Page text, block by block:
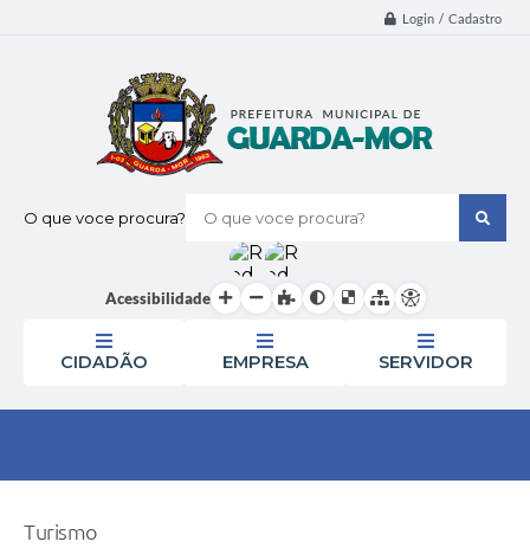
Login / Cadastro
O que voce procura?
Acessibilidade
CIDADÃO EMPRESA SERVIDOR
Turismo